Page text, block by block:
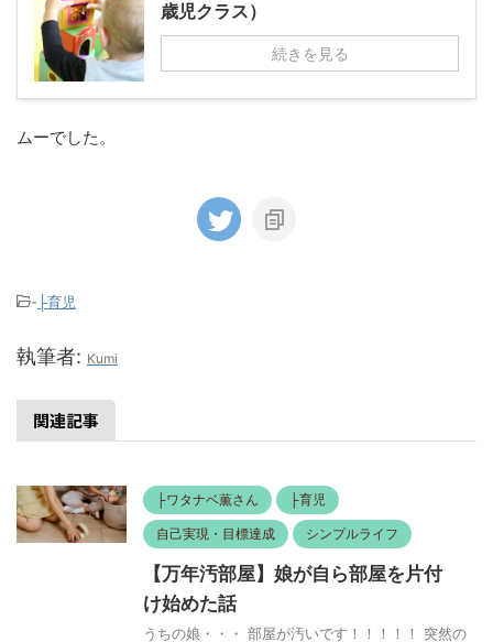
歳児クラス）
続きを見る
ムーでした。
- ├育児
執筆者: Kumi
関連記事
├ワタナベ薫さん ├育児
自己実現・目標達成 シンプルライフ
【万年汚部屋】娘が自ら部屋を片付
け始めた話
うちの娘・・・ 部屋が汚いです！！！！！ 突然の